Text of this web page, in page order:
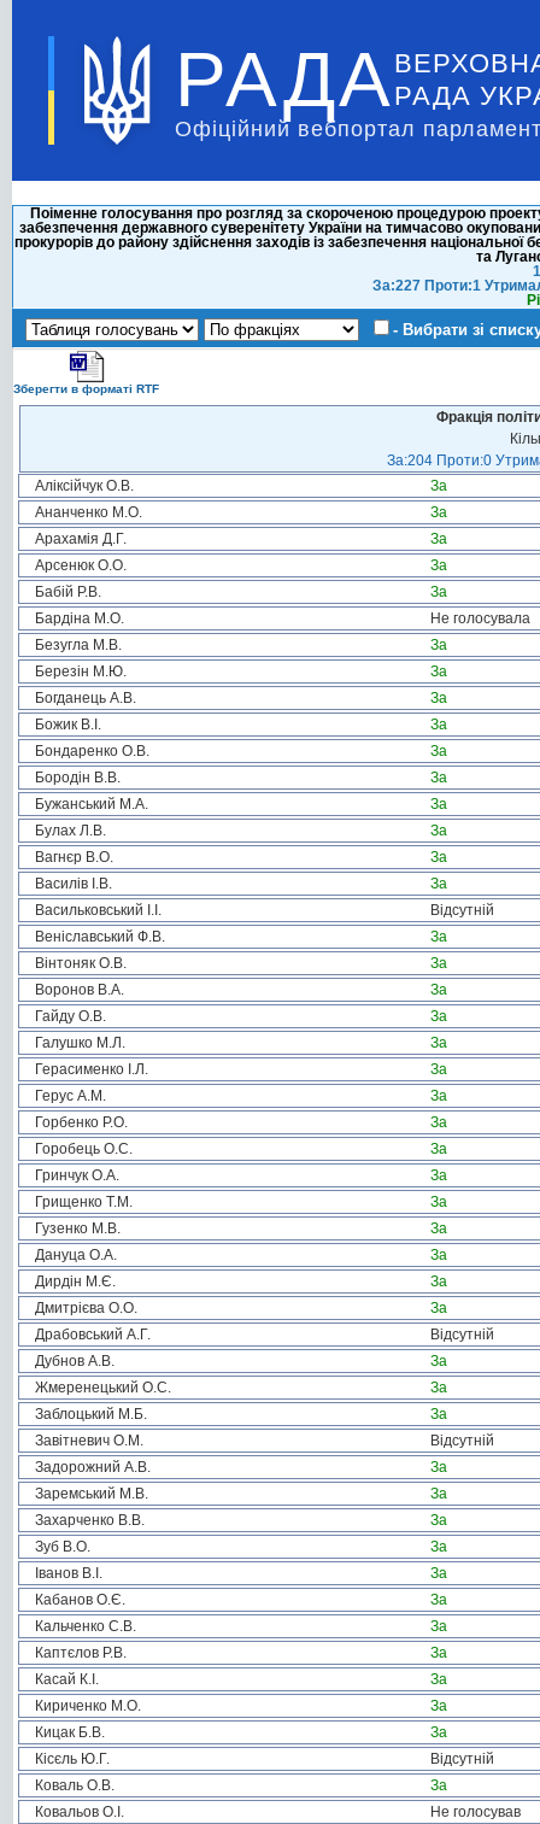
РАДА РАДА
Офіційний вебпортал
Поіменне голосування про розгляд за скороченою процедурою
забезпечення державного суверенітету України на тимчасово
прокурорів до району здійснення заходів із забезпечення національної
та
За:227 Проти:1
- Вибрати зі
Зберегти в форматі RTF
Фракція
За:204 Проти:0
Аліксійчук О.В.
За
Ананченко М.О.
За
Арахамія Д.Г.
За
Арсенюк О.О.
За
Бабій Р.В.
За
Бардіна М.О.
Не голосувала
Безугла М.В.
За
Березін М.Ю.
За
Богданець А.В.
За
Божик В.І.
За
Бондаренко О.В.
За
Бородін В.В.
За
Бужанський М.А.
За
Булах Л.В.
За
Вагнєр В.О.
За
Василів І.В.
За
Васильковський І.І.
Відсутній
Веніславський Ф.В.
За
Вінтоняк О.В.
За
Воронов В.А.
За
Гайду О.В.
За
Галушко М.Л.
За
Герасименко І.Л.
За
Герус А.М.
За
Горбенко Р.О.
За
Горобець О.С.
За
Гринчук О.А.
За
Грищенко Т.М.
За
Гузенко М.В.
За
Дануца О.А.
За
Дирдін М.Є.
За
Дмитрієва О.О.
За
Драбовський А.Г.
Відсутній
Дубнов А.В.
За
Жмеренецький О.С.
За
Заблоцький М.Б.
За
Завітневич О.М.
Відсутній
Задорожний А.В.
За
Заремський М.В.
За
Захарченко В.В.
За
Зуб В.О.
За
Іванов В.І.
За
Кабанов О.Є.
За
Кальченко С.В.
За
Каптєлов Р.В.
За
Касай К.І.
За
Кириченко М.О.
За
Кицак Б.В.
За
Кісєль Ю.Г.
Відсутній
Коваль О.В.
За
Ковальов О.І.
Не голосував